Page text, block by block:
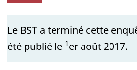
Le BST a terminé cette
été publié le 1er août 2017.